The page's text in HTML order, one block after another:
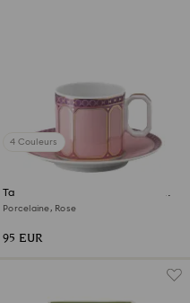
4 Couleurs
Tasse à espresso avec soucoupe
Signum
Porcelaine, Rose
95 EUR